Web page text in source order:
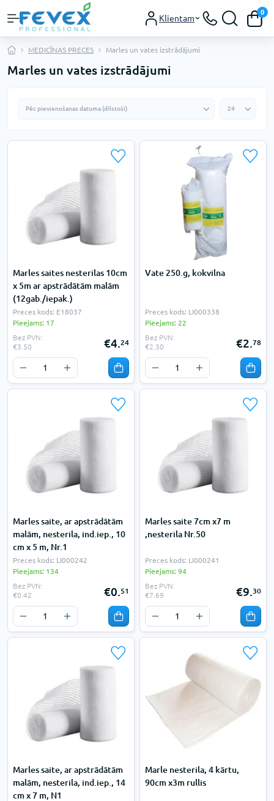
Klientam
0
MEDICĪNAS PRECES Marles un vates izstrādājumi
Marles un vates izstrādājumi
Marles saites nesterilas 10cm
x 5m ar apstrādātām malām
(12gab./iepak.)
Preces kods: E18037
Pieejams: 17
Bez PVN:
€3.50
€4.24
Vate 250.g, kokvilna
Preces kods: LI000338
Pieejams: 22
Bez PVN:
€2.30
€2.78
Marles saite, ar apstrādātām
malām, nesterila, ind.iep., 10
cm x 5 m, Nr.1
Preces kods: LI000242
Pieejams: 134
Bez PVN:
€0.42
€0.51
Marles saite 7cm x7 m
,nesterila Nr.50
Preces kods: LI000241
Pieejams: 94
Bez PVN:
€7.69
€9.30
Marles saite, ar apstrādātām
malām, nesterila, ind.iep., 14
cm x 7 m, N1
Marle nesterila, 4 kārtu,
90cm x3m rullis